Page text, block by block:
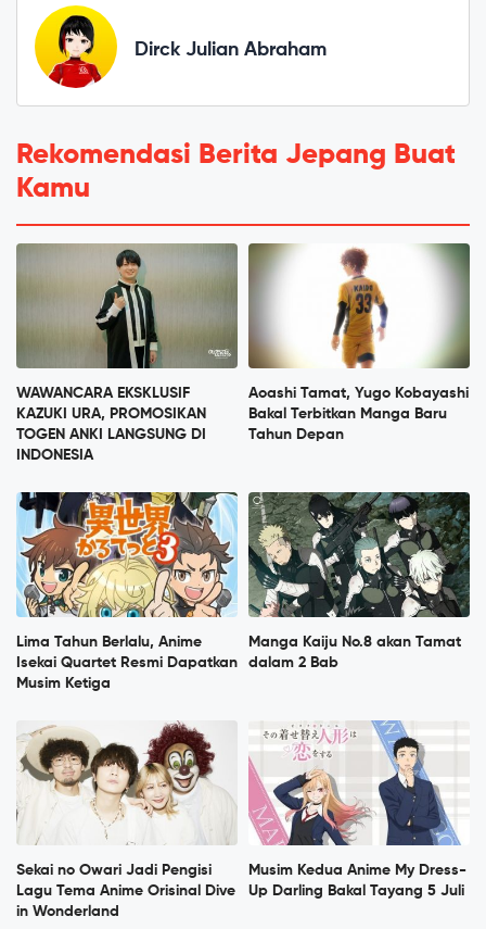
Dirck Julian Abraham
Rekomendasi Berita Jepang Buat
Kamu
WAWANCARA EKSKLUSIF
KAZUKI URA, PROMOSIKAN
TOGEN ANKI LANGSUNG DI
INDONESIA
Aoashi Tamat, Yugo Kobayashi
Bakal Terbitkan Manga Baru
Tahun Depan
Lima Tahun Berlalu, Anime
Isekai Quartet Resmi Dapatkan
Musim Ketiga
Manga Kaiju No.8 akan Tamat
dalam 2 Bab
Sekai no Owari Jadi Pengisi
Lagu Tema Anime Orisinal Dive
in Wonderland
Musim Kedua Anime My Dress-
Up Darling Bakal Tayang 5 Juli